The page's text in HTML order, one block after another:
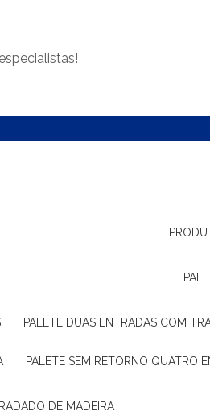
PALETE DUAS ENTRADAS COM
PALETE SEM RETORNO QUATRO
DE MADEIRA